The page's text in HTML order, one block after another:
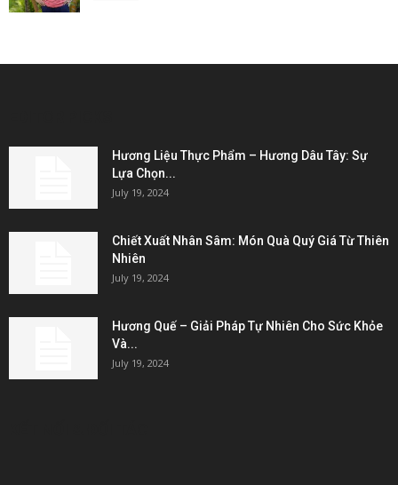
Hương Liệu Thực Phẩm – Hương Dâu Tây: Sự
Lựa Chọn...
July 19, 2024
Chiết Xuất Nhân Sâm: Món Quà Quý Giá Từ Thiên
Nhiên
July 19, 2024
Hương Quế – Giải Pháp Tự Nhiên Cho Sức Khỏe
Và...
July 19, 2024